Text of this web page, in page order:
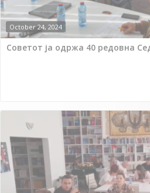
October 24, 2024
Советот ја одржа 40 редовна